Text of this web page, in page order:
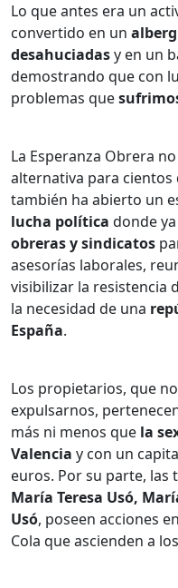
Lo que antes era un
convertido en un
desahuciadasy en un
demostrando que con
problemas que
La Esperanza Obrera
alternativa para cientos
también ha abierto un
lucha política donde
obreras y sindicatos
asesorías laborales,
visibilizar la resistencia
la necesidad de una
España.
Los propietarios, que
expulsarnos,
más ni menos que la
Valencia y con un
euros. Por su parte, las
María Teresa Usó,
Usó, poseen acciones
Cola que ascienden a